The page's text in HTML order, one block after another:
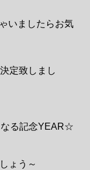
いましたらお気
定致しまし
なる記念YEAR☆
ょう～